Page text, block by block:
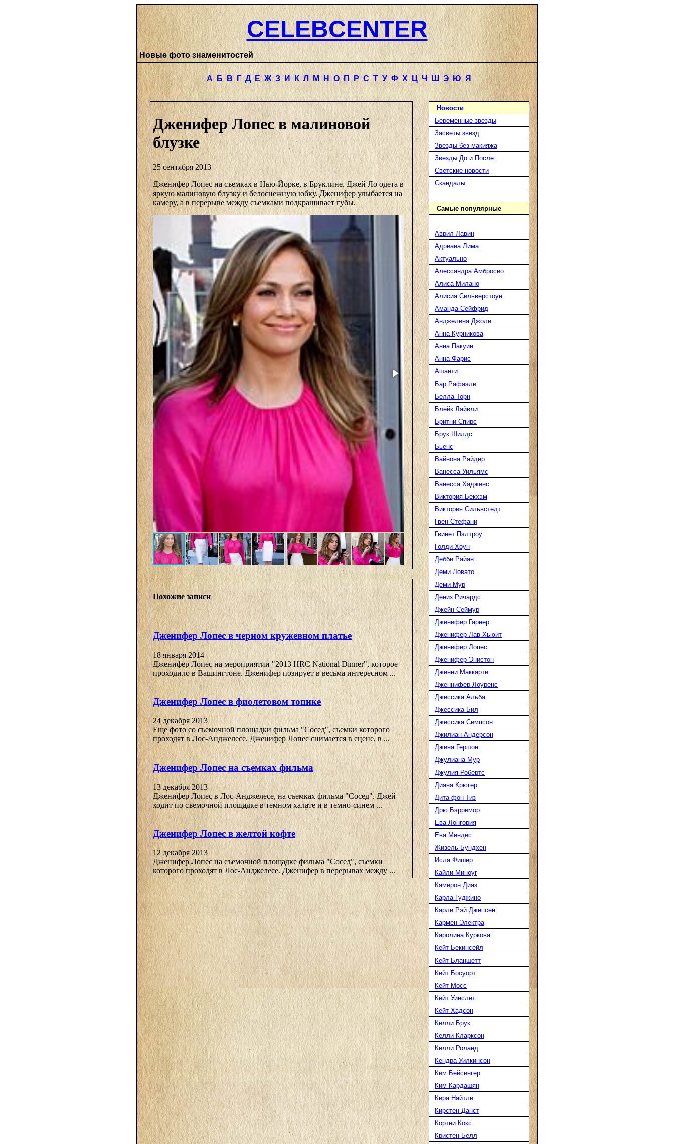
CELEBCENTER
Новые фото знаменитостей
А Б В Г Д Е Ж З И К Л М Н О П Р С Т У Ф Х Ц Ч Ш Э Ю Я
Дженифер Лопес в малиновой
блузке
25 сентября 2013
Дженифер Лопес на съемках в Нью-Йорке, в Бруклине. Джей Ло одета в
яркую малиновую блузку и белоснежную юбку. Дженифер улыбается на
камеру, а в перерыве между съемками подкрашивает губы.
Похожие записи
Дженифер Лопес в черном кружевном платье
18 января 2014
Дженифер Лопес на мероприятии "2013 HRC National Dinner", которое
проходило в Вашингтоне. Дженифер позирует в весьма интересном ...
Дженифер Лопес в фиолетовом топике
24 декабря 2013
Еще фото со съемочной площадки фильма "Сосед", съемки которого
проходят в Лос-Анджелесе. Дженифер Лопес снимается в сцене, в ...
Дженифер Лопес на съемках фильма
13 декабря 2013
Дженифер Лопес в Лос-Анджелесе, на съемках фильма "Сосед". Джей
ходит по съемочной площадке в темном халате и в темно-синем ...
Дженифер Лопес в желтой кофте
12 декабря 2013
Дженифер Лопес на съемочной площадке фильма "Сосед", съемки
которого проходят в Лос-Анджелесе. Дженифер в перерывах между ...
Новости
Беременные звезды
Засветы звезд
Звезды без макияжа
Звезды До и После
Светские новости
Скандалы
Самые популярные
Аврил Лавин
Адриана Лима
Актуально
Алессандра Амбросио
Алиса Милано
Алисия Сильверстоун
Аманда Сейфрид
Анджелина Джоли
Анна Курникова
Анна Пакуин
Анна Фарис
Ашанти
Бар Рафаэли
Белла Торн
Блейк Лайвли
Бритни Спирс
Брук Шилдс
Бьенс
Вайнона Райдер
Ванесса Уильямс
Ванесса Хадженс
Виктория Бекхэм
Виктория Сильвстедт
Гвен Стефани
Гвинет Пэлтроу
Голди Хоун
Дебби Райан
Деми Ловато
Деми Мур
Дениз Ричардс
Джейн Сеймур
Дженифер Гарнер
Дженифер Лав Хьюит
Дженифер Лопес
Дженифер Энистон
Дженни Маккарти
Дженнифер Лоуренс
Джессика Альба
Джессика Бил
Джессика Симпсон
Джилиан Андерсон
Джина Гершон
Джулиана Мур
Джулия Робертс
Диана Крюгер
Дита фон Тиз
Дрю Бэрримор
Ева Лонгория
Ева Мендес
Жизель Бундхен
Исла Фишер
Кайли Миноуг
Камерон Диаз
Карла Гуджино
Карли Рэй Джепсен
Кармен Электра
Каролина Куркова
Кейт Бекинсейл
Кейт Бланшетт
Кейт Босуорт
Кейт Мосс
Кейт Уинслет
Кейт Хадсон
Келли Брук
Келли Кларксон
Келли Роланд
Кендра Уилкинсон
Ким Бейсингер
Ким Кардашян
Кира Найтли
Кирстен Данст
Кортни Кокс
Кристен Белл